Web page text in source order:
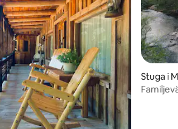
betyg, 31 omdömen Stuga i